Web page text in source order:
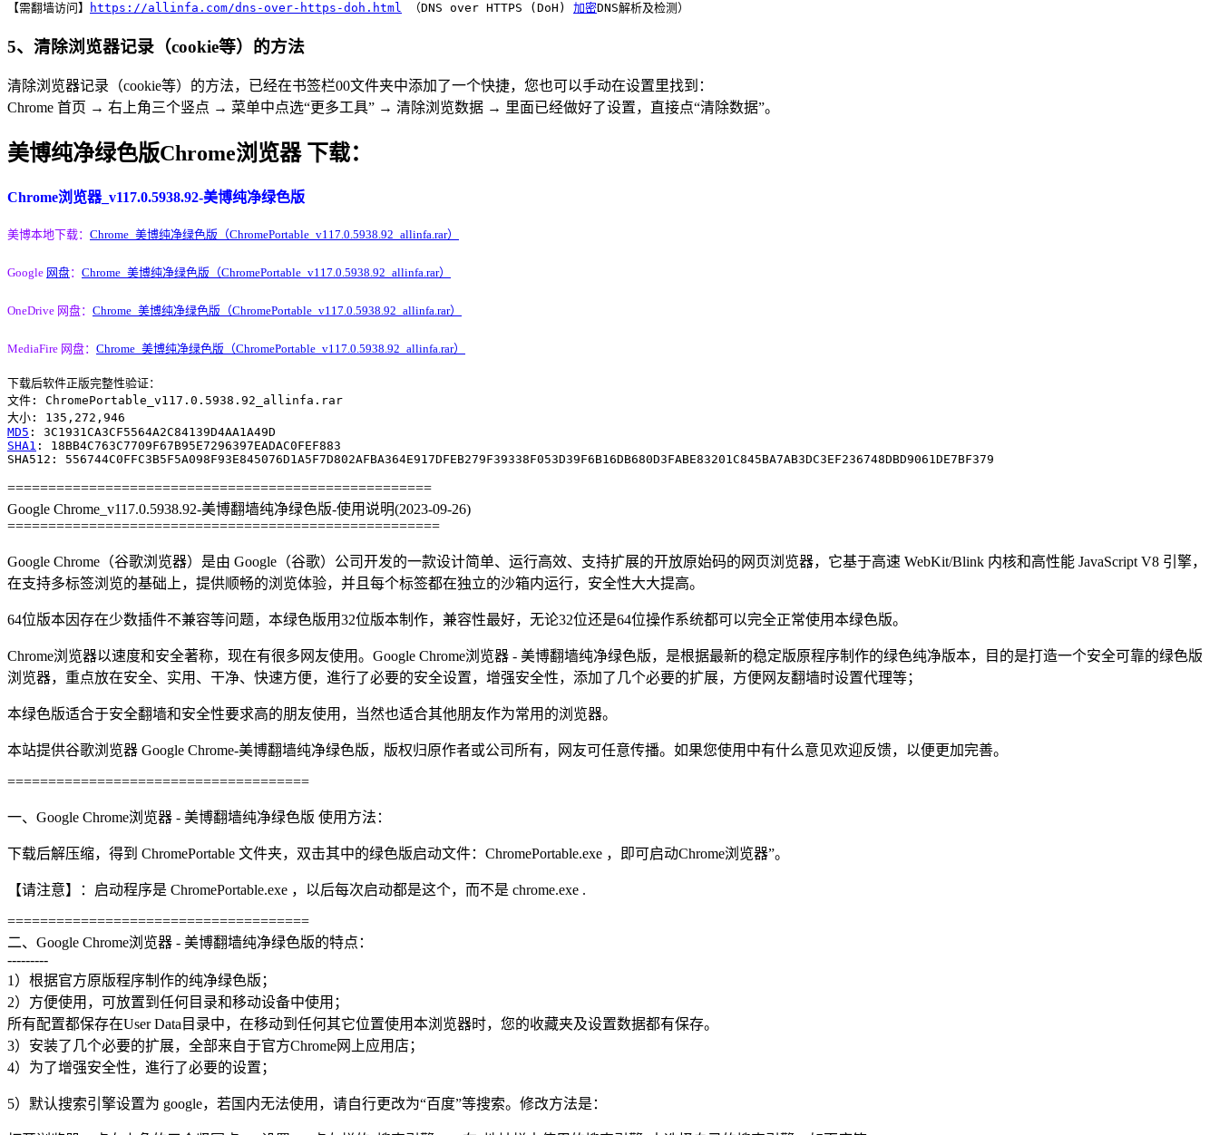
【需翻墙访问】 https://allinfa.com/dns-over-https-doh.html （DNS over HTTPS (DoH) 加密DNS解析及检测）
5、清除浏览器记录（cookie等）的方法
清除浏览器记录（cookie等）的方法，已经在书签栏00文件夹中添加了一个快捷，您也可以手动在设置里找到：
Chrome 首页 → 右上角三个竖点 → 菜单中点选“更多工具” → 清除浏览数据 → 里面已经做好了设置，直接点“清除数据”。
美博纯净绿色版Chrome浏览器 下载：
Chrome浏览器_v117.0.5938.92-美博纯净绿色版
美博本地下载： Chrome_美博纯净绿色版（ChromePortable_v117.0.5938.92_allinfa.rar）
Google 网盘： Chrome_美博纯净绿色版（ChromePortable_v117.0.5938.92_allinfa.rar）
OneDrive 网盘： Chrome_美博纯净绿色版（ChromePortable_v117.0.5938.92_allinfa.rar）
MediaFire 网盘： Chrome_美博纯净绿色版（ChromePortable_v117.0.5938.92_allinfa.rar）
下载后软件正版完整性验证：
文件: ChromePortable_v117.0.5938.92_allinfa.rar
MD5
SHA1 : 18BB4C763C7709F67B95E7296397EADAC0FEF883
====================================================
Google Chrome_v117.0.5938.92-美博翻墙纯净绿色版-使用说明(2023-09-26)
=====================================================
Google Chrome（谷歌浏览器）是由 Google（谷歌）公司开发的一款设计简单、运行高效、支持扩展的开放原始码的网页浏览器，它基于高速 WebKit/Blink 内核和高性能 JavaScript V8 引擎，
在支持多标签浏览的基础上，提供顺畅的浏览体验，并且每个标签都在独立的沙箱内运行，安全性大大提高。
64位版本因存在少数插件不兼容等问题，本绿色版用32位版本制作，兼容性最好，无论32位还是64位操作系统都可以完全正常使用本绿色版。
Chrome浏览器以速度和安全著称，现在有很多网友使用。Google Chrome浏览器 - 美博翻墙纯净绿色版，是根据最新的稳定版原程序制作的绿色纯净版本，目的是打造一个安全可靠的绿色版
浏览器，重点放在安全、实用、干净、快速方便，進行了必要的安全设置，增强安全性，添加了几个必要的扩展，方便网友翻墙时设置代理等；
本绿色版适合于安全翻墙和安全性要求高的朋友使用，当然也适合其他朋友作为常用的浏览器。
本站提供谷歌浏览器 Google Chrome-美博翻墙纯净绿色版，版权归原作者或公司所有，网友可任意传播。如果您使用中有什么意见欢迎反馈，以便更加完善。
=====================================
一、Google Chrome浏览器 - 美博翻墙纯净绿色版 使用方法：
下载后解压缩，得到 ChromePortable 文件夹，双击其中的绿色版启动文件：ChromePortable.exe ，即可启动Chrome浏览器”。
【请注意】：启动程序是 ChromePortable.exe ，以后每次启动都是这个，而不是 chrome.exe .
=====================================
二、Google Chrome浏览器 - 美博翻墙纯净绿色版的特点：
---------
1）根据官方原版程序制作的纯净绿色版；
2）方便使用，可放置到任何目录和移动设备中使用；
所有配置都保存在User Data目录中，在移动到任何其它位置使用本浏览器时，您的收藏夹及设置数据都有保存。
3）安装了几个必要的扩展，全部来自于官方Chrome网上应用店；
4）为了增强安全性，進行了必要的设置；
5）默认搜索引擎设置为 google，若国内无法使用，请自行更改为“百度”等搜索。修改方法是：